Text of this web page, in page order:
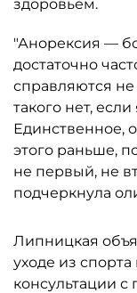
здоровьем.
"Анорексия —
достаточно
справляются не
такого нет,
Единственное,
этого раньше,
не первый, не
подчеркнула
Липницкая
уходе из
консультации